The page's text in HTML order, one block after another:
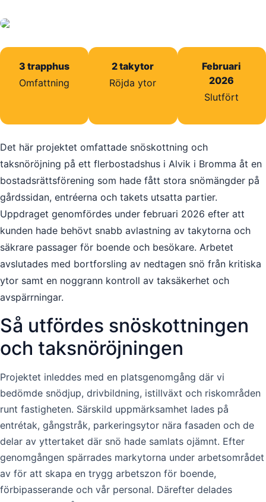
3 trapphus
Omfattning
2 takytor
Röjda ytor
Februari
2026
Slutfört
Det här projektet omfattade snöskottning och
taksnöröjning på ett flerbostadshus i Alvik i Bromma åt en
bostadsrättsförening som hade fått stora snömängder på
gårdssidan, entréerna och takets utsatta partier.
Uppdraget genomfördes under februari 2026 efter att
kunden hade behövt snabb avlastning av takytorna och
säkrare passager för boende och besökare. Arbetet
avslutades med bortforsling av nedtagen snö från kritiska
ytor samt en noggrann kontroll av taksäkerhet och
avspärrningar.
Så utfördes snöskottningen
och taksnöröjningen
Projektet inleddes med en platsgenomgång där vi
bedömde snödjup, drivbildning, istillväxt och riskområden
runt fastigheten. Särskild uppmärksamhet lades på
entrétak, gångstråk, parkeringsytor nära fasaden och de
delar av yttertaket där snö hade samlats ojämnt. Efter
genomgången spärrades markytorna under arbetsområdet
av för att skapa en trygg arbetszon för boende,
förbipasserande och vår personal. Därefter delades